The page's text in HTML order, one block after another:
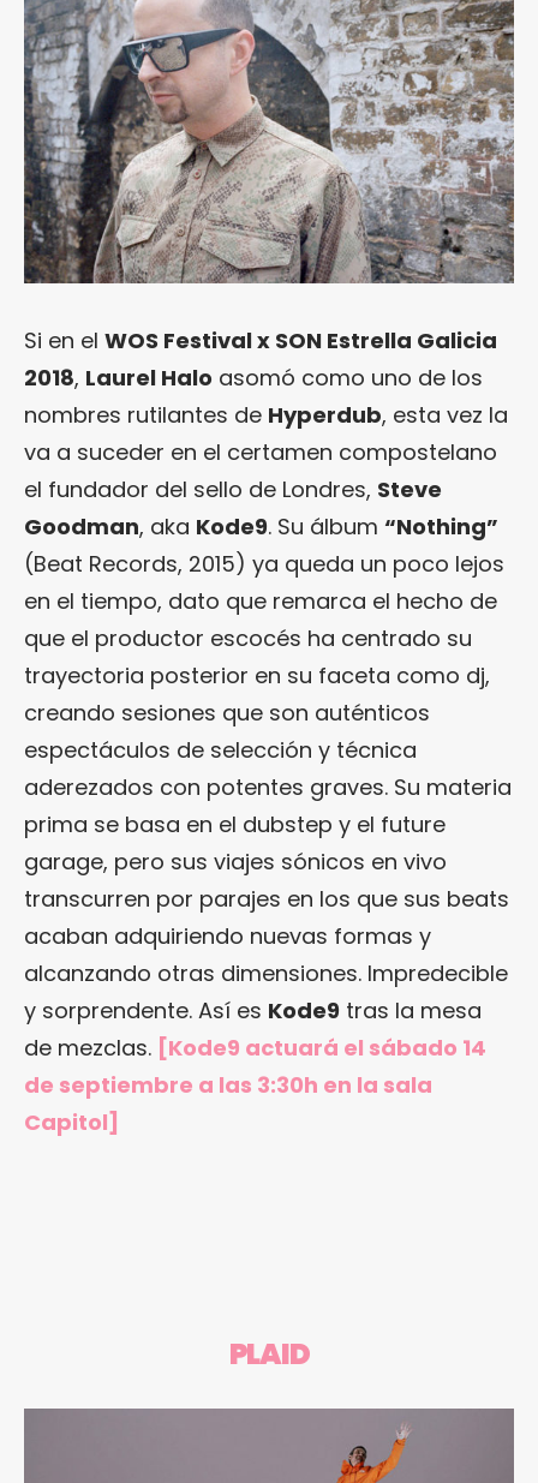
Si en el WOS Festival x SON Estrella Galicia
2018, Laurel Halo asomó como uno de los
nombres rutilantes de Hyperdub, esta vez la
va a suceder en el certamen compostelano
el fundador del sello de Londres, Steve
Goodman, aka Kode9. Su álbum “Nothing”
(Beat Records, 2015) ya queda un poco lejos
en el tiempo, dato que remarca el hecho de
que el productor escocés ha centrado su
trayectoria posterior en su faceta como dj,
creando sesiones que son auténticos
espectáculos de selección y técnica
aderezados con potentes graves. Su materia
prima se basa en el dubstep y el future
garage, pero sus viajes sónicos en vivo
transcurren por parajes en los que sus beats
acaban adquiriendo nuevas formas y
alcanzando otras dimensiones. Impredecible
y sorprendente. Así es Kode9 tras la mesa
de mezclas. [Kode9 actuará el sábado 14
de septiembre a las 3:30h en la sala
Capitol]
PLAID